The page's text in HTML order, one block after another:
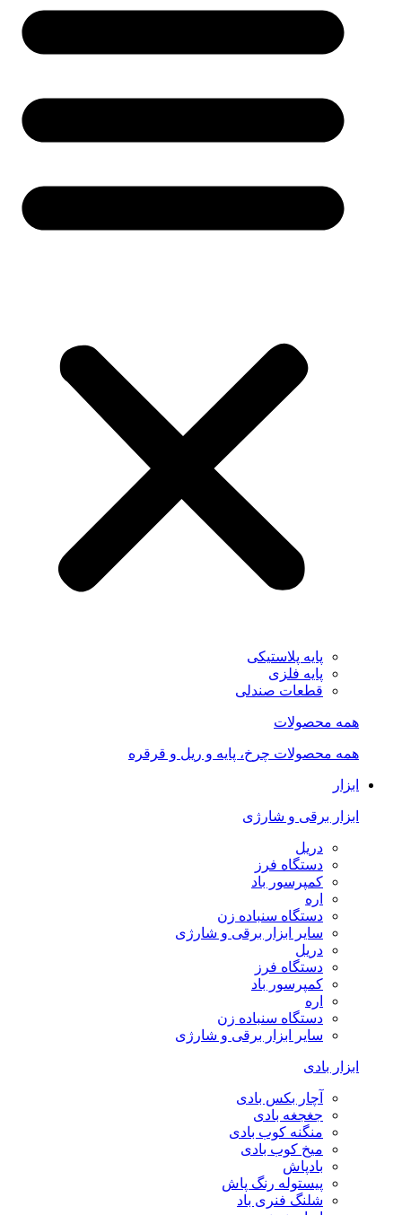
پایه پلاستیکی
پایه فلزی
قطعات صندلی
همه محصولات
همه محصولات چرخ، پایه و ریل و قرقره
ابزار
ابزار برقی و شارژی
دریل
دستگاه فرز
کمپرسور باد
اره
دستگاه سنباده زن
سایر ابزار برقی و شارژی
دریل
دستگاه فرز
کمپرسور باد
اره
دستگاه سنباده زن
سایر ابزار برقی و شارژی
ابزار بادی
آچار بکس بادی
جغجغه بادی
منگنه کوب بادی
میخ کوب بادی
بادپاش
پیستوله رنگ پاش
شلنگ فنری باد